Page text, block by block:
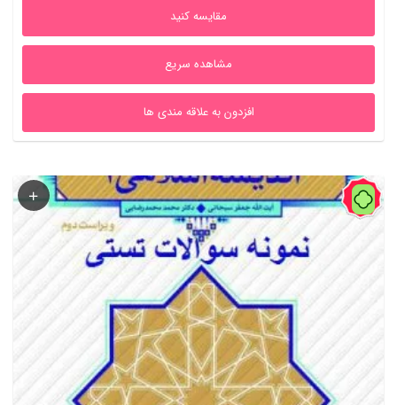
مقایسه کنید
مشاهده سریع
افزدون به علاقه مندی ها
1%